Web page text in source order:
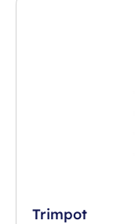
Trimpot